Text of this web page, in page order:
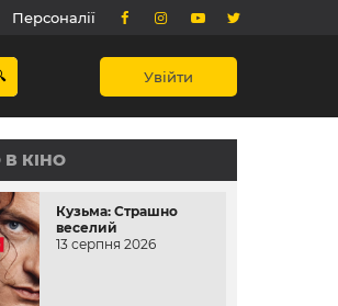
Персоналії
Увійти
КІНО
Кузьма: Страшно
веселий
13 серпня 2026